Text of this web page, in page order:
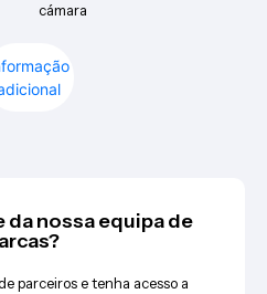
cámara
da nossa equipa de
parceiros e tenha acesso a